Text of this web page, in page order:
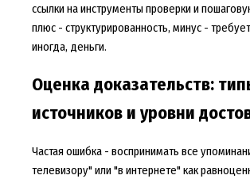
ссылки на инструменты проверки и
плюс - структурированность, минус -
иногда, деньги.
Оценка доказательств:
источников и уровни
Частая ошибка - воспринимать все
телевизору" или "в интернете" как